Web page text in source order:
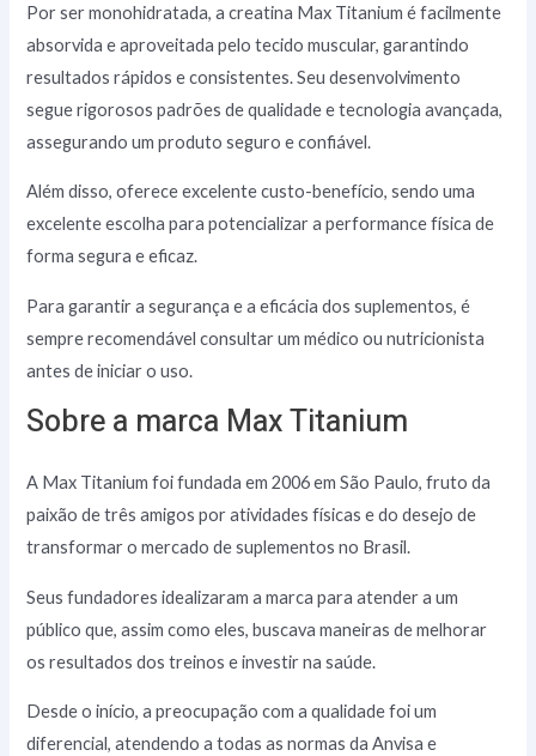
Por ser monohidratada, a creatina Max Titanium é facilmente
absorvida e aproveitada pelo tecido muscular, garantindo
resultados rápidos e consistentes. Seu desenvolvimento
segue rigorosos padrões de qualidade e tecnologia avançada,
assegurando um produto seguro e confiável.
Além disso, oferece excelente custo-benefício, sendo uma
excelente escolha para potencializar a performance física de
forma segura e eficaz.
Para garantir a segurança e a eficácia dos suplementos, é
sempre recomendável consultar um médico ou nutricionista
antes de iniciar o uso.
Sobre a marca Max Titanium
A Max Titanium foi fundada em 2006 em São Paulo, fruto da
paixão de três amigos por atividades físicas e do desejo de
transformar o mercado de suplementos no Brasil.
Seus fundadores idealizaram a marca para atender a um
público que, assim como eles, buscava maneiras de melhorar
os resultados dos treinos e investir na saúde.
Desde o início, a preocupação com a qualidade foi um
diferencial, atendendo a todas as normas da Anvisa e